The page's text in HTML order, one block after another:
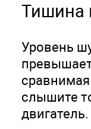
Тишина
Уровень
слышите
двигатель.